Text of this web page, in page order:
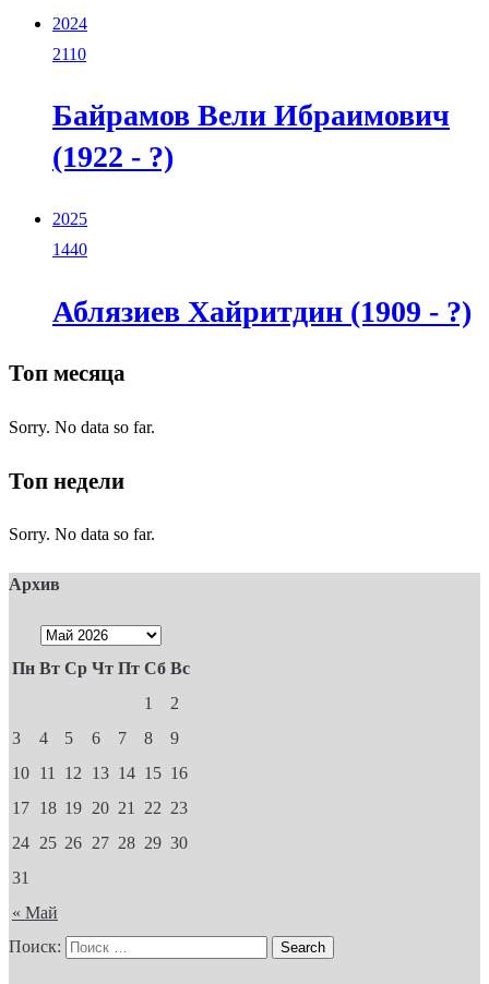
2024
2110
Байрамов Вели Ибраимович
(1922 - ?)
2025
1440
Аблязиев Хайритдин (1909 - ?)
Топ месяца
Sorry. No data so far.
Топ недели
Sorry. No data so far.
Архив
Пн Вт Ср Чт Пт Сб Вс
« Май
1
2
3
4 5 6 7 8
9
10 11 12 13 14 15 16
17 18 19 20 21 22 23
24 25 26 27 28 29 30
31
Поиск: